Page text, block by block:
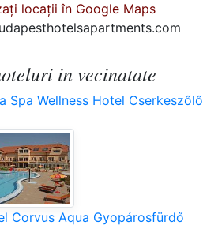
locații în Google Maps
in vecinatate
Spa Wellness Hotel Cserkeszőlő
Corvus Aqua Gyopárosfürdő